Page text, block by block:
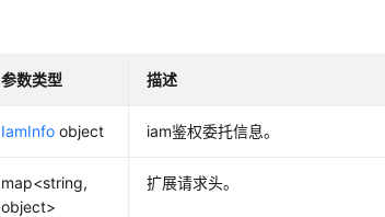
参数类型 描述
IamInfo object iam鉴权委托信息。
map<string,
object>
扩展请求头。